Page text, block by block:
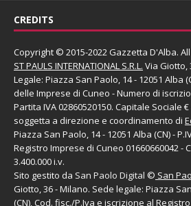
CREDITS
Copyright © 2015-2022 Gazzetta D'Alba.
ST PAULS INTERNATIONAL S.R.L. Via Giotto,
Legale: Piazza San Paolo, 14 - 12051 Alba
delle Imprese di Cuneo - Numero di
Partita IVA 02860520150. Capitale Sociale
soggetta a direzione e coordinamento di
Piazza San Paolo, 14 - 12051 Alba (CN) -
Registro Imprese di Cuneo 01660660042 -
3.400.000 i.v.
Sito gestito da San Paolo Digital © San
Giotto, 36 - Milano. Sede legale: Piazza
(CN), Cod. fisc./P.Iva e iscrizione al